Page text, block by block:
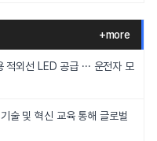
+more
외선 LED 공급 ··· 운전자 모
술 및 혁신 교육 통해 글로벌